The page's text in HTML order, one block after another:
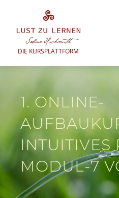
springen
DIE KURSPLATTFORM
1. ONLINE-
INTUITIVES
MODUL-7